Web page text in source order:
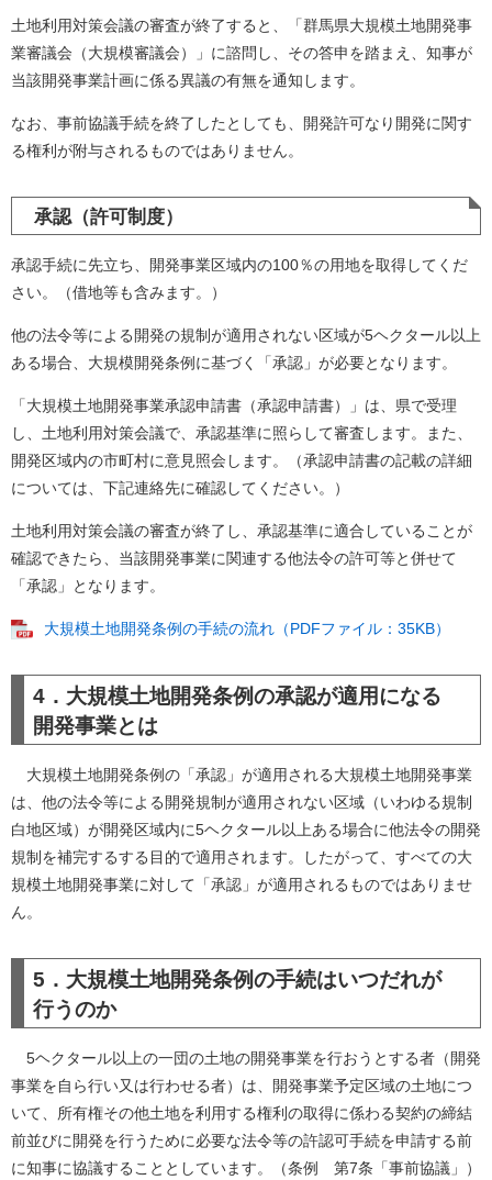
土地利用対策会議の審査が終了すると、「群馬県大規模土地開発事
業審議会（大規模審議会）」に諮問し、その答申を踏まえ、知事が
当該開発事業計画に係る異議の有無を通知します。
なお、事前協議手続を終了したとしても、開発許可なり開発に関す
る権利が附与されるものではありません。
承認（許可制度）
承認手続に先立ち、開発事業区域内の100％の用地を取得してくだ
さい。（借地等も含みます。）
他の法令等による開発の規制が適用されない区域が5ヘクタール以上
ある場合、大規模開発条例に基づく「承認」が必要となります。
「大規模土地開発事業承認申請書（承認申請書）」は、県で受理
し、土地利用対策会議で、承認基準に照らして審査します。また、
開発区域内の市町村に意見照会します。（承認申請書の記載の詳細
については、下記連絡先に確認してください。）
土地利用対策会議の審査が終了し、承認基準に適合していることが
確認できたら、当該開発事業に関連する他法令の許可等と併せて
「承認」となります。
大規模土地開発条例の手続の流れ（PDFファイル：35KB）
4．大規模土地開発条例の承認が適用になる
開発事業とは
大規模土地開発条例の「承認」が適用される大規模土地開発事業
は、他の法令等による開発規制が適用されない区域（いわゆる規制
白地区域）が開発区域内に5ヘクタール以上ある場合に他法令の開発
規制を補完するする目的で適用されます。したがって、すべての大
規模土地開発事業に対して「承認」が適用されるものではありませ
ん。
5．大規模土地開発条例の手続はいつだれが
行うのか
5ヘクタール以上の一団の土地の開発事業を行おうとする者（開発
事業を自ら行い又は行わせる者）は、開発事業予定区域の土地につ
いて、所有権その他土地を利用する権利の取得に係わる契約の締結
前並びに開発を行うために必要な法令等の許認可手続を申請する前
に知事に協議することとしています。（条例 第7条「事前協議」）